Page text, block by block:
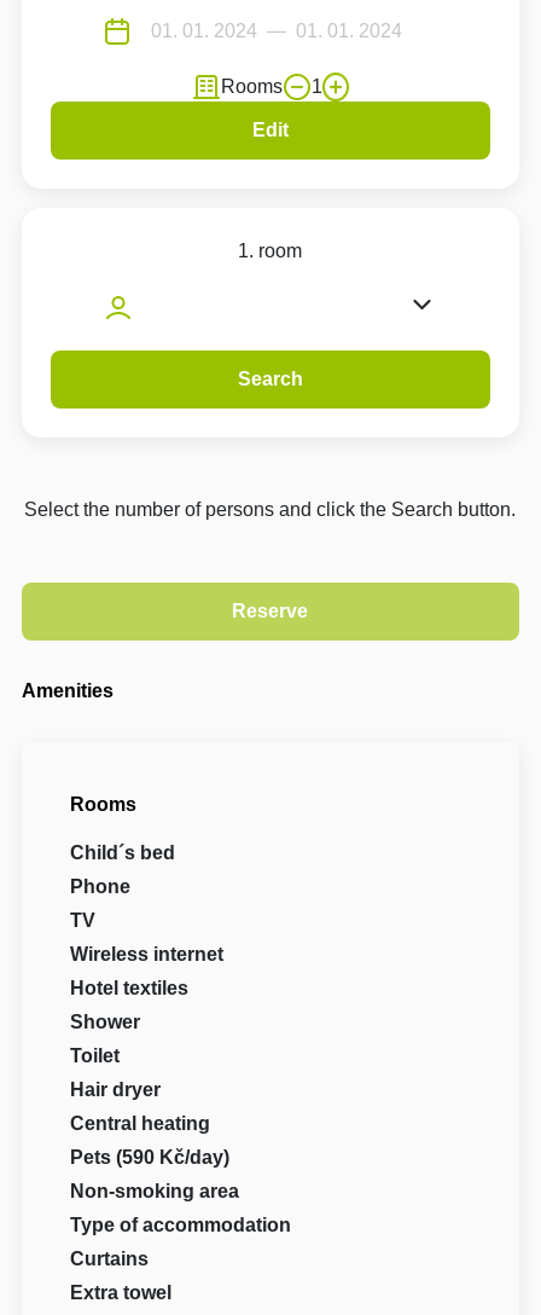
Rooms 1
Edit
1. room
Search
Select the number of persons and click the Search button.
Amenities
Rooms
Child´s bed
Phone
TV
Wireless internet
Hotel textiles
Shower
Toilet
Hair dryer
Central heating
Pets (590 Kč/day)
Non-smoking area
Type of accommodation
Curtains
Extra towel